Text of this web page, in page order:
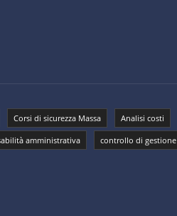
Corsi di sicurezza Massa Analisi costi
amministrativa controllo di gestione